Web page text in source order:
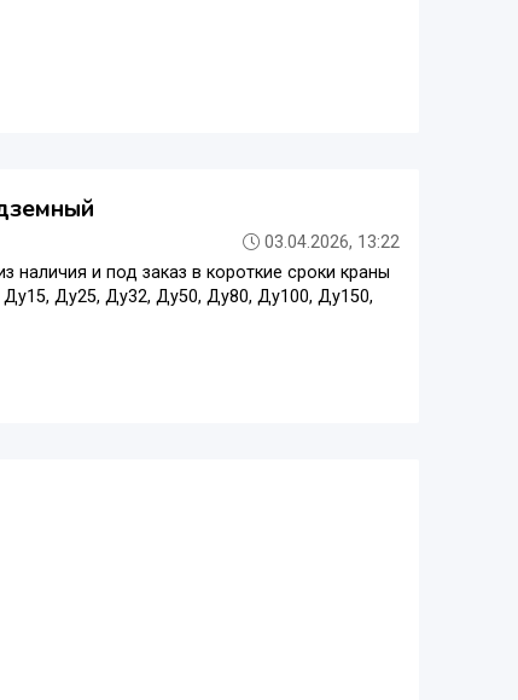
03.04.2026, 13:22
и под заказ в короткие сроки краны
Ду25, Ду32, Ду50, Ду80, Ду100, Ду150,